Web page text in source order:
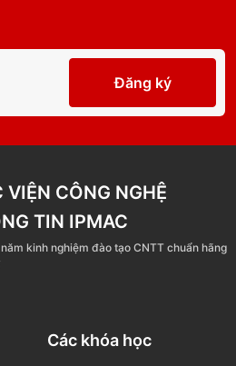
Đăng ký
VIỆN CÔNG NGHỆ
TIN IPMAC
kinh nghiệm đào tạo CNTT chuẩn hãng
Các khóa học